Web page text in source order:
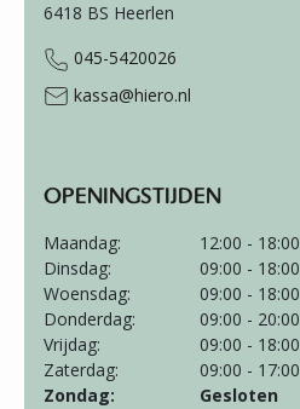
6418 BS Heerlen
045-5420026
kassa@hiero.nl
OPENINGSTIJDEN
Maandag:
12:00 - 18:00
Dinsdag:
09:00 - 18:00
Woensdag:
09:00 - 18:00
Donderdag:
09:00 - 20:00
Vrijdag:
09:00 - 18:00
Zaterdag:
09:00 - 17:00
Zondag:
Gesloten